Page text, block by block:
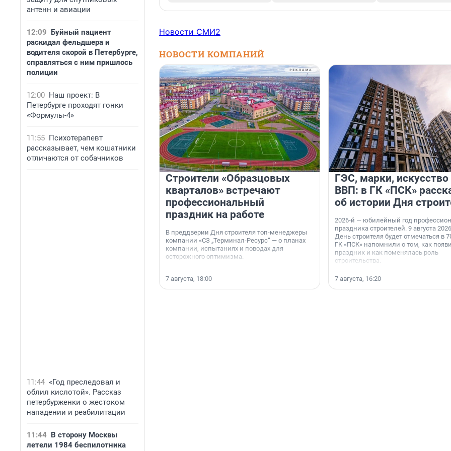
антенн и авиации
12:09 Буйный пациент
раскидал фельдшера и
водителя скорой в Петербурге,
справляться с ним пришлось
полиции
12:00 Наш проект: В
Петербурге проходят гонки
«Формулы-4»
11:55 Психотерапевт
рассказывает, чем кошатники
отличаются от собачников
11:44 «Год преследовал и
облил кислотой». Рассказ
петербурженки о жестоком
нападении и реабилитации
11:44 В сторону Москвы
летели 1984 беспилотника
Новости СМИ2
НОВОСТИ КОМПАНИЙ
Строители «Образцовых
кварталов» встречают
профессиональный
праздник на работе
В преддверии Дня строителя топ-менеджеры
компании «СЗ „Терминал-Ресурс“ — о планах
компании, испытаниях и поводах для
осторожного оптимизма.
7 августа, 18:00
ГЭС, марки, искусство
ВВП: в ГК «ПСК»
об истории Дня
2026-й — юбилейный год
праздника строителей. 9 августа
День строителя будет отмечаться в
ГК «ПСК» напомнили о том, как
праздник и как поменялась роль
строительства.
7 августа, 16:20